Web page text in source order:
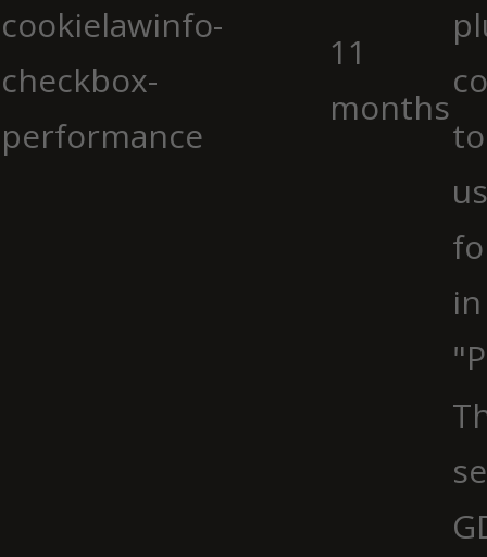
cookielawinfo-
checkbox-
performance
11
months